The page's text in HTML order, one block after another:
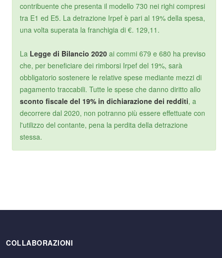
contribuente che presenta il modello 730 nei righi compresi
tra E1 ed E5. La detrazione Irpef è pari al 19% della spesa,
una volta superata la franchigia di €. 129,11.
La Legge di Bilancio 2020 ai commi 679 e 680 ha previso
che, per beneficiare dei rimborsi Irpef del 19%, sarà
obbligatorio sostenere le relative spese mediante mezzi di
pagamento traccabili. Tutte le spese che danno diritto allo
sconto fiscale del 19% in dichiarazione dei redditi, a
decorrere dal 2020, non potranno più essere effettuate con
l'utilizzo del contante, pena la perdita della detrazione
stessa.
COLLABORAZIONI